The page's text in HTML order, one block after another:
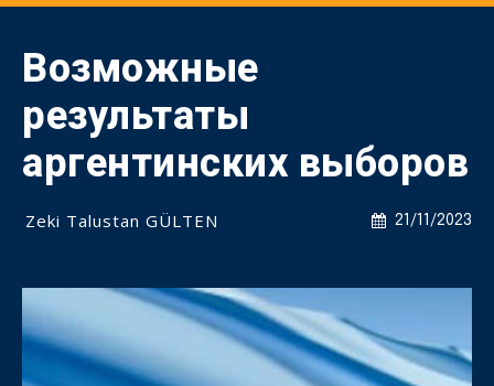
Возможные
результаты
аргентинских выборов
21/11/2023
Zeki Talustan GÜLTEN